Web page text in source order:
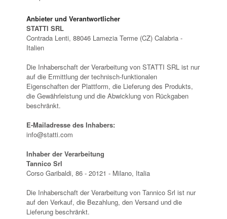
Anbieter und Verantwortlicher
STATTI SRL
Contrada Lenti, 88046 Lamezia Terme (CZ) Calabria -
Italien
Die Inhaberschaft der Verarbeitung von STATTI SRL ist nur
auf die Ermittlung der technisch-funktionalen
Eigenschaften der Plattform, die Lieferung des Produkts,
die Gewährleistung und die Abwicklung von Rückgaben
beschränkt.
E-Mailadresse des Inhabers:
info@statti.com
Inhaber der Verarbeitung
Tannico Srl
Corso Garibaldi, 86 - 20121 - Milano, Italia
Die Inhaberschaft der Verarbeitung von Tannico Srl ist nur
auf den Verkauf, die Bezahlung, den Versand und die
Lieferung beschränkt.